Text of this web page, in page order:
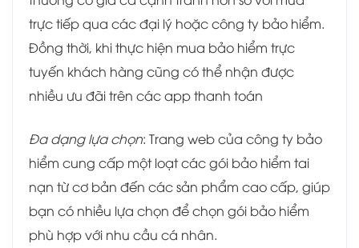
trực tiếp qua các đại lý hoặc công ty bảo hiểm.
Đồng thời, khi thực hiện mua bảo hiểm trực
tuyến khách hàng cũng có thể nhận được
nhiều ưu đãi trên các app thanh toán
Đa dạng lựa chọn: Trang web của công ty bảo
hiểm cung cấp một loạt các gói bảo hiểm tai
nạn từ cơ bản đến các sản phẩm cao cấp, giúp
bạn có nhiều lựa chọn để chọn gói bảo hiểm
phù hợp với nhu cầu cá nhân.